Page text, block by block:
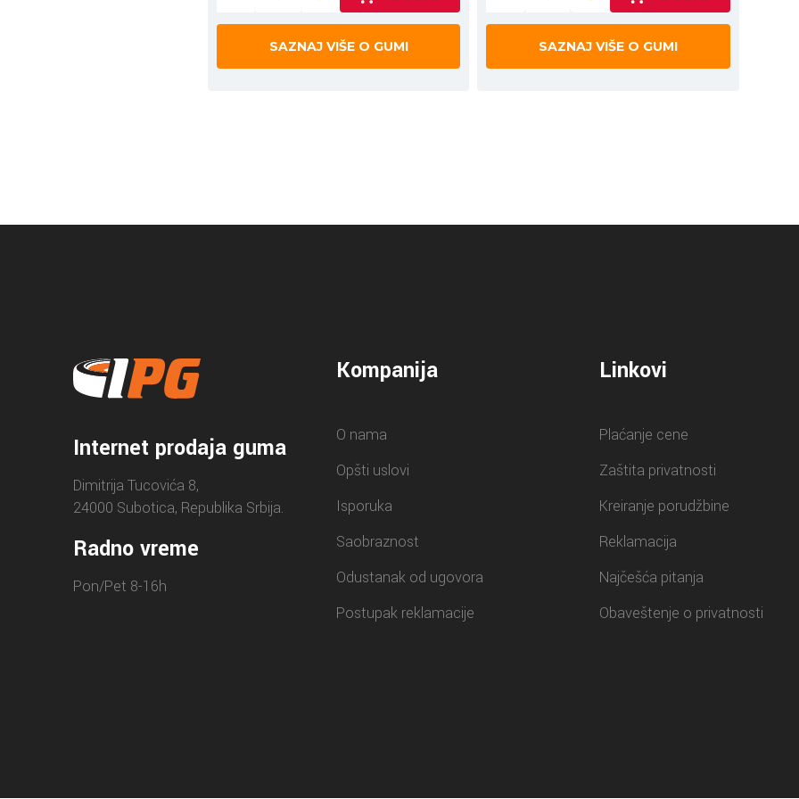
SAZNAJ VIŠE O GUMI SAZNAJ VIŠE O GUMI
Internet prodaja guma
Dimitrija Tucovića 8,
24000 Subotica, Republika Srbija.
Radno vreme
Pon/Pet 8-16h
Kompanija
O nama
Opšti uslovi
Isporuka
Saobraznost
Odustanak od ugovora
Postupak reklamacije
Linkovi
Plaćanje cene
Zaštita privatnosti
Kreiranje porudžbine
Reklamacija
Najčešća pitanja
Obaveštenje o privatnosti